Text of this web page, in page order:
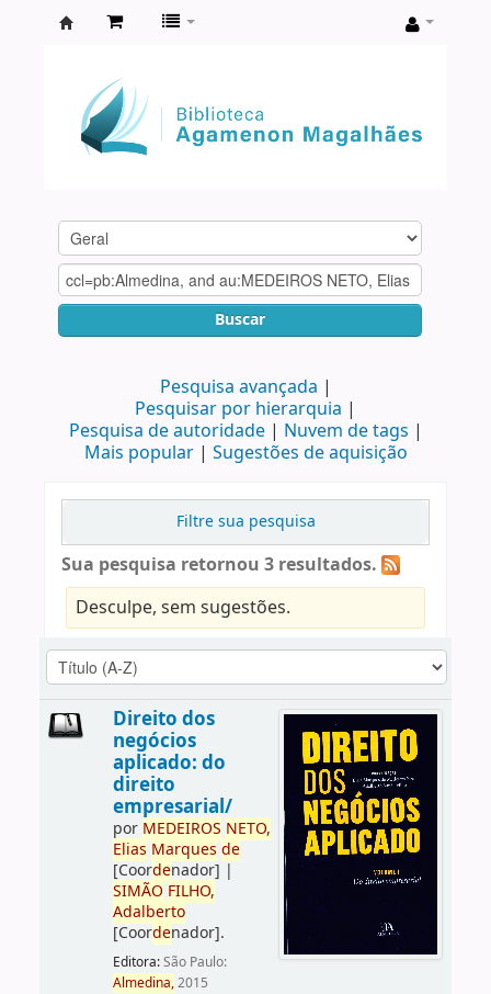
Agamenon
Magalhães
Buscar
Pesquisa avançada
Pesquisar por hierarquia
Pesquisa de autoridade
Nuvem de tags
Mais popular
Sugestões de aquisição
Filtre sua pesquisa
Sua pesquisa retornou 3 resultados.
Desculpe, sem sugestões.
Direito dos
negócios
aplicado: do
direito
empresarial/
por MEDEIROS NETO,
Elias Marques de
[Coordenador] |
SIMÃO FILHO,
Adalberto
[Coordenador].
Editora:São Paulo:
Almedina,2015